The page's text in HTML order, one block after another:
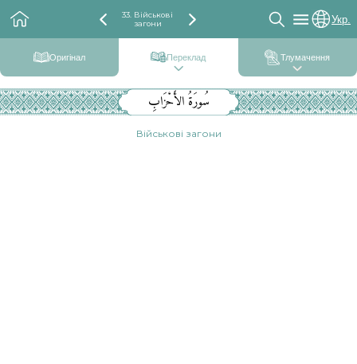
33. Військові
загони
Укр.
Оригінал Переклад Тлумачення
سُورَةُ الأَحْزَابِ
Військові загони